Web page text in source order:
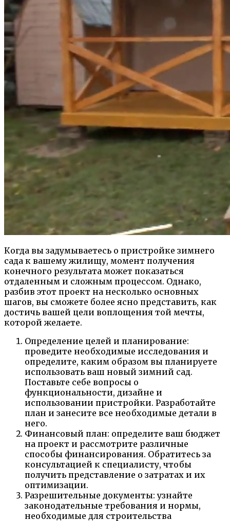
Когда вы задумываетесь о пристройке зимнего
сада к вашему жилищу, момент получения
конечного результата может показаться
отдаленным и сложным процессом. Однако,
разбив этот проект на несколько основных
шагов, вы сможете более ясно представить, как
достичь вашей цели воплощения той мечты,
которой желаете.
Определение целей и планирование:
проведите необходимые исследования и
определите, каким образом вы планируете
использовать ваш новый зимний сад.
Поставьте себе вопросы о
функциональности, дизайне и
использовании пристройки. Разработайте
план и занесите все необходимые детали в
него.
Финансовый план: определите ваш бюджет
на проект и рассмотрите различные
способы финансирования. Обратитесь за
консультацией к специалисту, чтобы
получить представление о затратах и их
оптимизации.
Разрешительные документы: узнайте
законодательные требования и нормы,
необходимые для строительства